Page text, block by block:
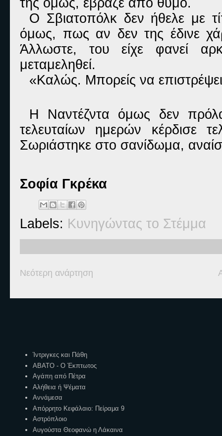
Ο Σβιατοπόλκ δεν ήθελε με
όμως, πως αν δεν της έδινε
Άλλωστε, του είχε φανεί
μεταμεληθεί.
«Καλώς. Μπορείς να
Η Ναντέζντα όμως δεν
τελευταίων ημερών κέρδισε
Σωριάστηκε στο σανίδωμα,
Σοφία Γκρέκα
Labels: Κυνηγώντας το Στέμμα
Νεότερη ανάρτηση
Ίντριγκες και Πάθη
ΑΒΑΤΟ - Ο Έκπτωτος
Αγάπη από Πέτρα
Αλήθεια ή Ψέματα
Αννάμεσα
Απόρρητο Κεφάλαιο: Πείραμα 9
Αστρόπλοιο
Αυγούστα Θεοφανώ η Λάκαινα